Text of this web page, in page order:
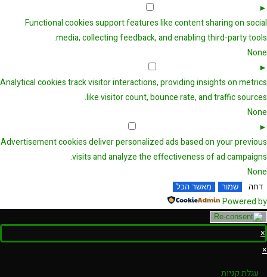
►
Functional cookies support features like content sharing on social
media, collecting feedback, and enabling third-party tools.
None
►
Analytical cookies track visitor interactions, providing insights on metrics
like visitor count, bounce rate, and traffic sources.
None
►
Advertisement cookies deliver personalized ads based on your previous
visits and analyze the effectiveness of ad campaigns.
None
דחה שמור מאשר הכל
Powered by
×
×
עגלת קניות